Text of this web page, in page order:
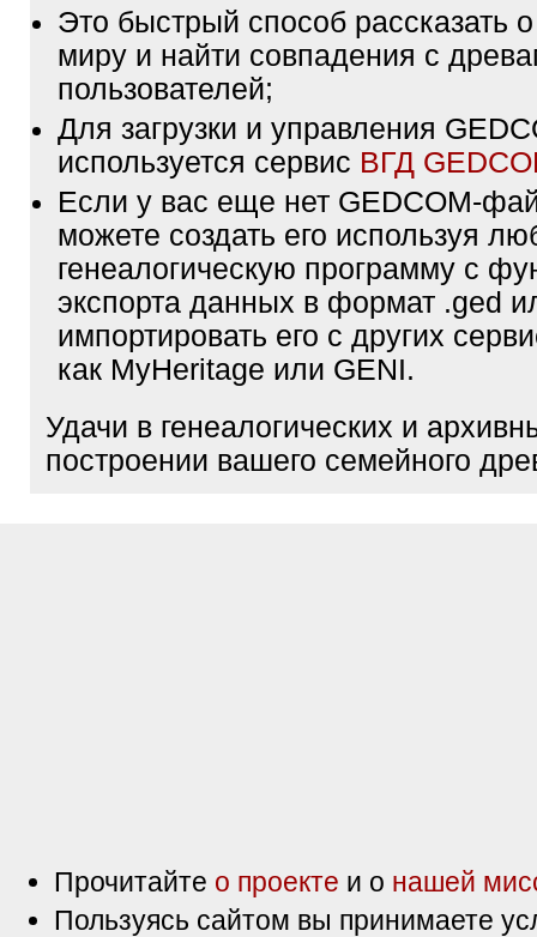
Это быстрый способ рассказать
миру и найти совпадения с
пользователей;
Для загрузки и управления
используется сервис ВГД
Если у вас еще нет GEDCOM-
можете создать его используя
генеалогическую программу с
экспорта данных в формат .ged
импортировать его с других
как MyHeritage или GENI.
Удачи в генеалогических и
построении вашего семейного
Прочитайте о проекте и о нашей
Пользуясь сайтом вы принимаете